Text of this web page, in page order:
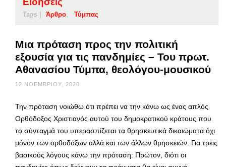
Tags | Άρθρο Τύμπας
Μια πρόταση προς την πολιτική
εξουσία για τις πανδημίες – Του πρωτ.
Αθανασίου Τύμπα, θεολόγου-μουσικού
12 ΝΟΕΜΒΡΊΟΥ, 2020
Την πρόταση νοιώθω ότι πρέπει να την κάνω ως ένας απλός
Ορθόδοξος Χριστιανός αυτού του δημοκρατικού κράτους που
το σύνταγμά του υπερασπίζεται τα θρησκευτικά δικαιώματα όχι
μόνον των ορθοδόξων αλλά και των άλλων θρησκειών. Για τρεις
βασικούς λόγους κάνω την πρόταση: Πρώτον, διότι οι